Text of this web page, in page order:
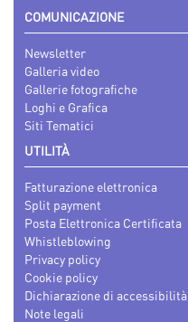
COMUNICAZIONE
Newsletter
Galleria video
Gallerie fotografiche
Loghi e Grafica
Siti Tematici
UTILITÀ
Fatturazione elettronica
Split payment
Posta Elettronica Certificata
Whistleblowing
Privacy policy
Cookie policy
Dichiarazione di accessibilità
Note legali